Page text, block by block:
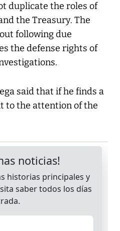
duplicate the roles of
the Treasury. The
following due
the defense rights of
said that if he finds a
to the attention of the